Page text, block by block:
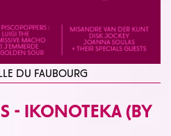
DU FAUBOURG
- IKONOTEKA (BY